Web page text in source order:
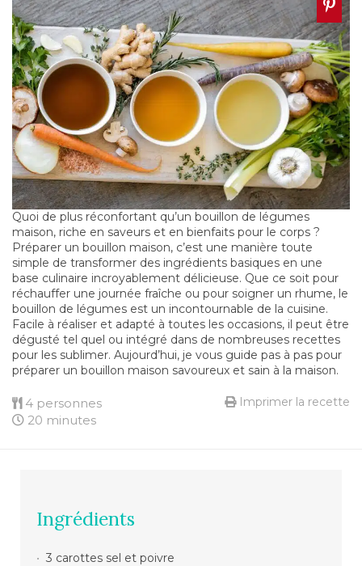
Quoi de plus réconfortant qu’un bouillon de légumes
maison, riche en saveurs et en bienfaits pour le corps ?
Préparer un bouillon maison, c’est une manière toute
simple de transformer des ingrédients basiques en une
base culinaire incroyablement délicieuse. Que ce soit pour
réchauffer une journée fraîche ou pour soigner un rhume, le
bouillon de légumes est un incontournable de la cuisine.
Facile à réaliser et adapté à toutes les occasions, il peut être
dégusté tel quel ou intégré dans de nombreuses recettes
pour les sublimer. Aujourd’hui, je vous guide pas à pas pour
préparer un bouillon maison savoureux et sain à la maison.
4 personnes
20 minutes
Imprimer la recette
Ingrédients
3 carottessel et poivre